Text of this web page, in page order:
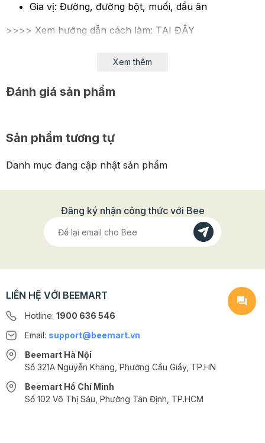
Gia vị: Đường, đường bột, muối, dầu ăn
>>>> Xem hướng dẫn cách làm: TẠI ĐÂY
2. Cách làm bánh donut nướng
làm set nguyên liệu Donut này làm tại nhà. Với cách làm
này bạn thành phẩm bánh không bị ngấm quá nhiều
dầu mỡ, kèm theo Bee sẽ hướng dẫn để bạn có thể phù
socola trên mặt bánh Donut bóng và đẹp mắt nhất.
50g bột mì
30g đường
1 quả trứng
50g socola trắng
50g socola đen
50g socola đỏ
50g socola xanh lá
3 viên Masmallow
1 Khuôn nướng bánh Donut silicon
10 giấy lót bánh
1 Hộp giấy đựng bánh
Xem thêm
Đánh giá sản phẩm
Sản phẩm tương tự
Danh mục đang cập nhật sản phẩm
Đăng ký nhận công thức với Bee
LIÊN HỆ VỚI BEEMART
Hotline: 1900 636 546
Email: support@beemart.vn
Beemart Hà Nội
Số 321A Nguyễn Khang, Phường Cầu Giấy, TP.HN
Beemart Hồ Chí Minh
Số 102 Võ Thị Sáu, Phường Tân Định, TP.HCM